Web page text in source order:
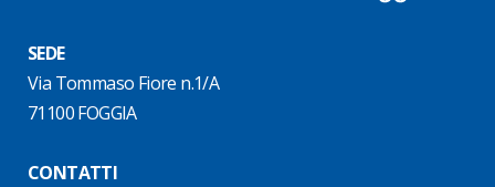
SEDE
Via Tommaso Fiore n.1/A
71100 FOGGIA
CONTATTI